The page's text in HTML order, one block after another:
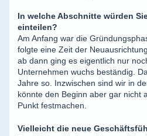
In welche Abschnitte würden
einteilen?
Am Anfang war die
folgte eine Zeit der
ab dann ging es eigentlich nur
Unternehmen wuchs beständig.
Jahre so. Inzwischen sind wir in
könnte den Beginn aber gar nicht
Punkt festmachen.
Vielleicht die neue